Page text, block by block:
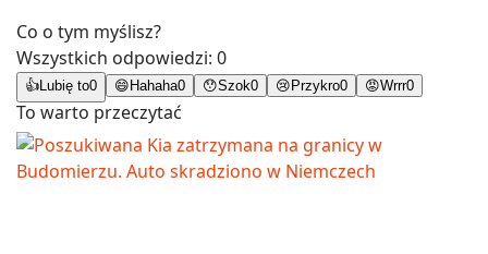
Co o tym myślisz?
Wszystkich odpowiedzi: 0
👍 Lubię to0 😄 Hahaha0 😯Szok0 😢 Przykro0 😡Wrrr0
To warto przeczytać